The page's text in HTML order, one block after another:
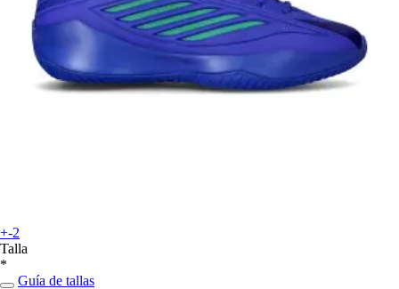
+-2
Talla
*
Guía de tallas